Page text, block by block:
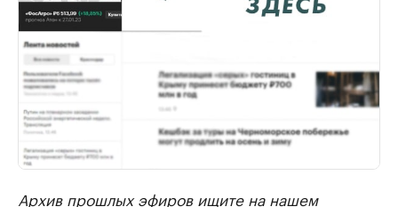
Архив прошлых эфиров ищите на нашем